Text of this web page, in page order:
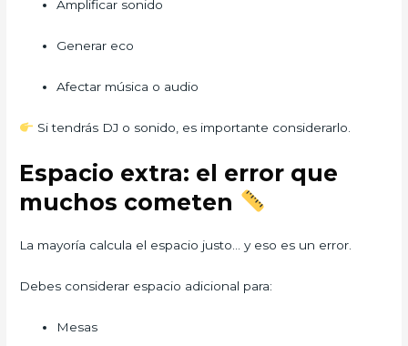
Amplificar sonido
Generar eco
Afectar música o audio
Si tendrás DJ o sonido, es importante considerarlo.
Espacio extra: el error que
muchos cometen
La mayoría calcula el espacio justo… y eso es un error.
Debes considerar espacio adicional para:
Mesas